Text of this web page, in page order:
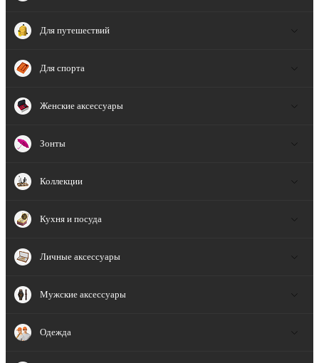
Для путешествий
Для спорта
Женские аксессуары
Зонты
Коллекции
Кухня и посуда
Личные аксессуары
Мужские аксессуары
Одежда